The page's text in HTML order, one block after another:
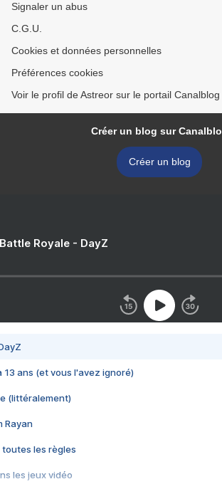
Signaler un abus
C.G.U.
Cookies et données personnelles
Préférences cookies
Voir le profil de Astreor sur le portail Canalblog
Créer un blog sur
Créer un blog
Royale - DayZ
13 ans (et vous l'avez ignoré)
(littéralement)
Rayan
toutes les règles
les jeux vidéo